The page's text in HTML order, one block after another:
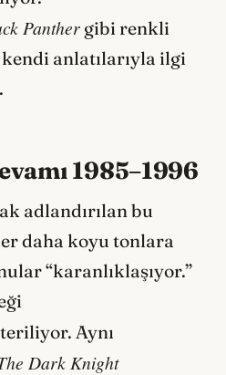
Panther gibi renkli
anlatılarıyla ilgi
1985–1996
adlandırılan bu
daha koyu tonlara
“karanlıklaşıyor.”
Aynı
Dark Knight